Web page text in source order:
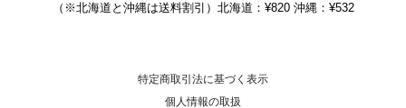
（※北海道と沖縄は送料割引）北海道：¥820 沖縄：¥532
特定商取引法に基づく表示
個人情報の取扱